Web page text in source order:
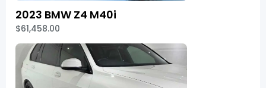
2023 BMW Z4 M40i
$61,458.00